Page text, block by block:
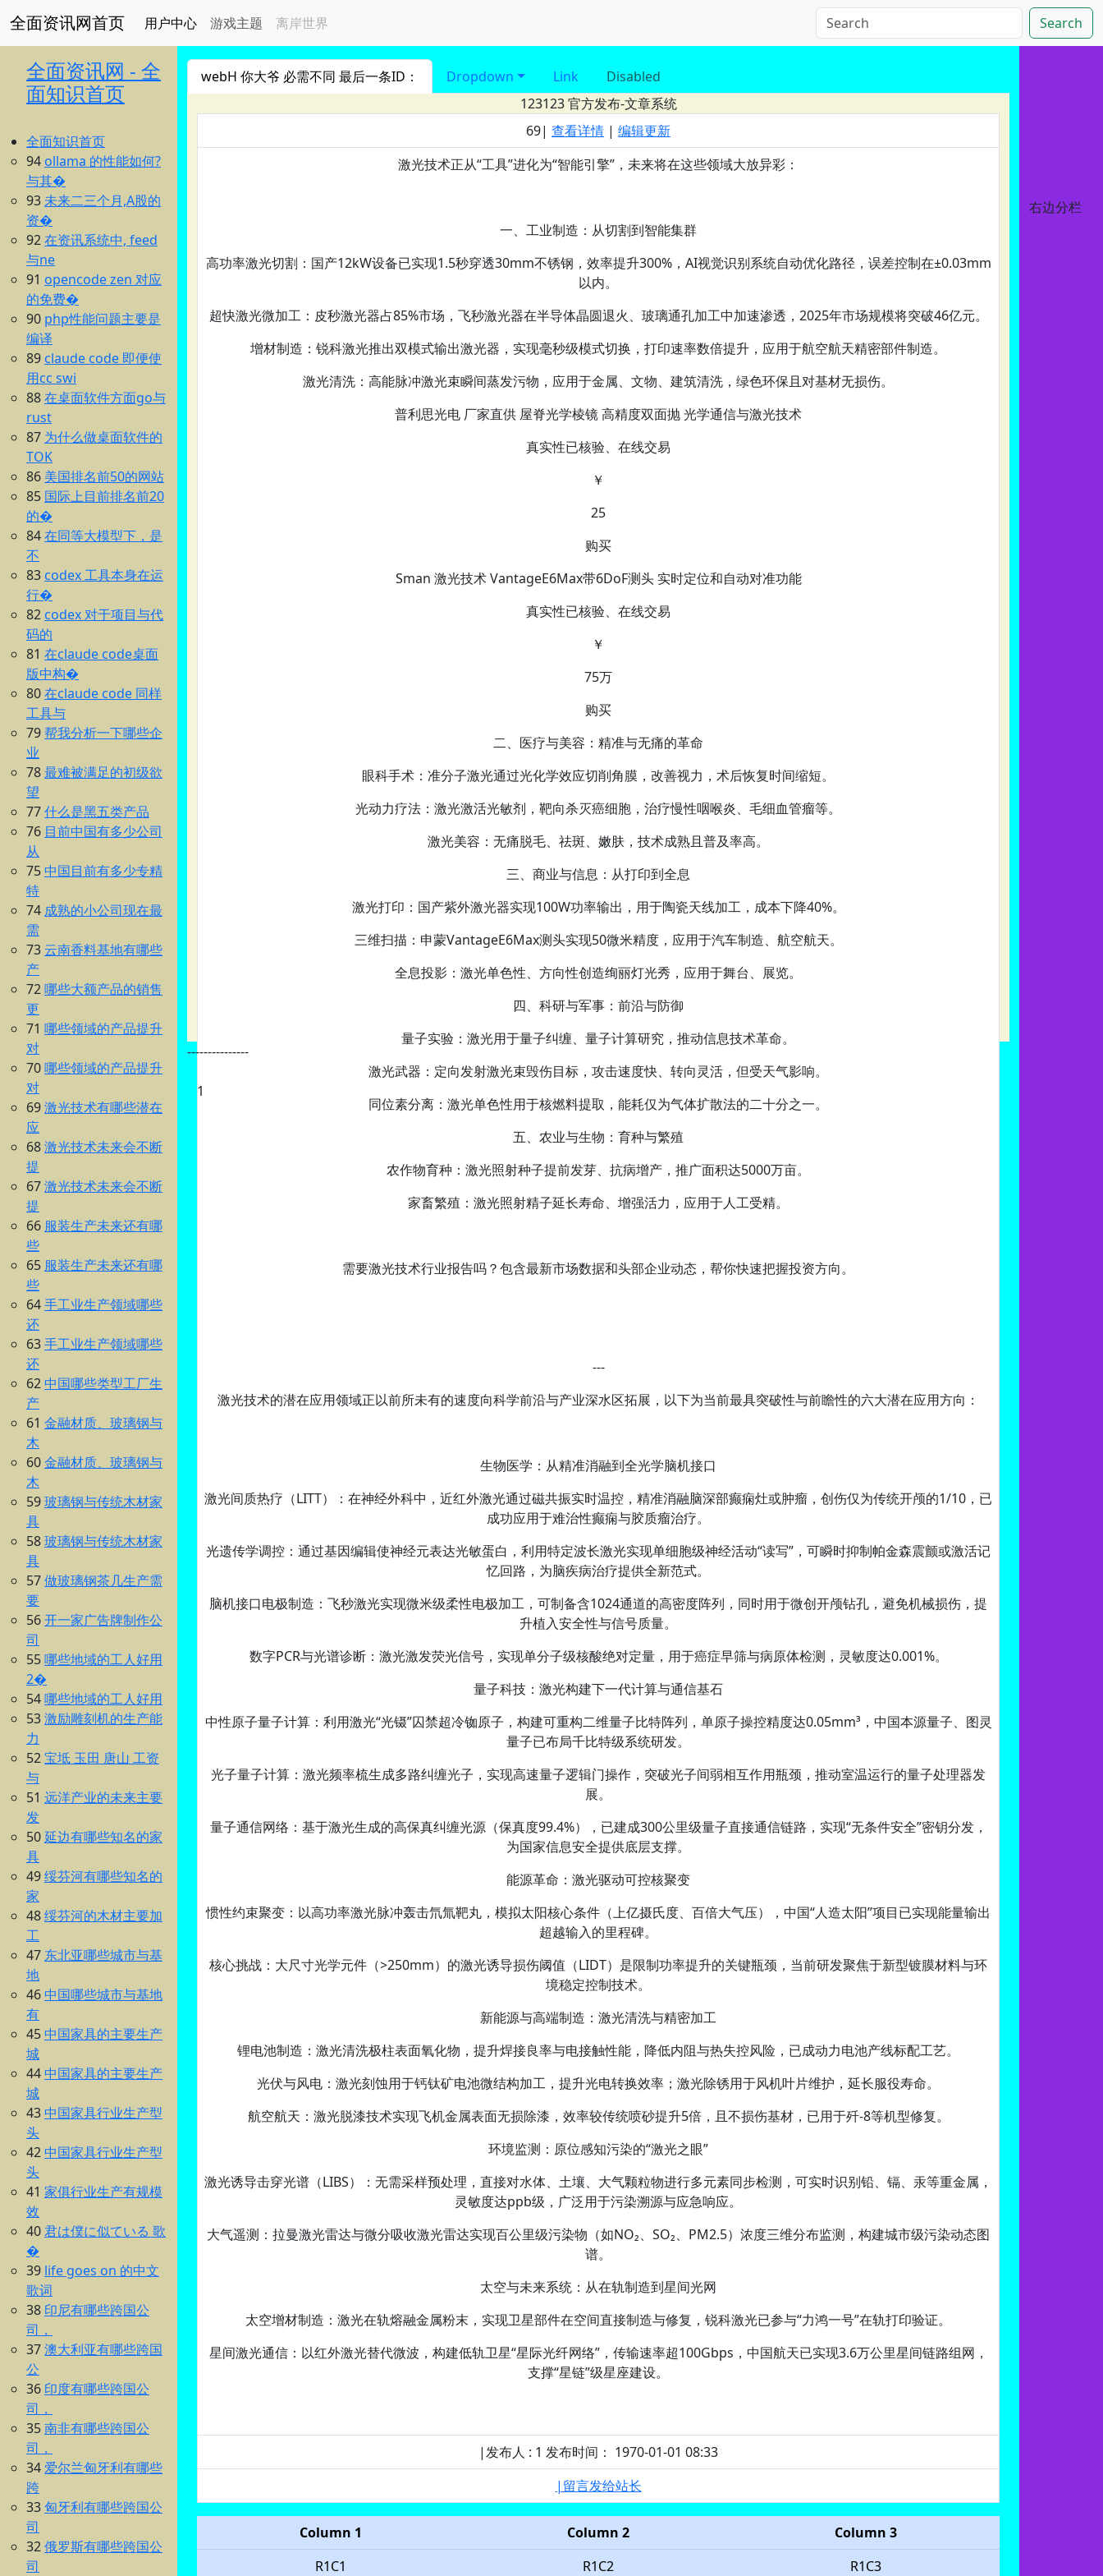
全面资讯网首页 用户中心 游戏主题 离岸世界 Search
全面资讯网 - 全
面知识首页
全面知识首页
94 ollama 的性能如何?
与其�
93未来二三个月,A股的
资�
92在资讯系统中, feed
与ne
91 opencode zen 对应
的免费�
90 php性能问题主要是
编译
89 claude code 即便使
用cc swi
88在桌面软件方面go与
rust
87 为什么做桌面软件的
TOK
86 美国排名前50的网站
85 国际上目前排名前20
的�
84在同等大模型下，是
不
83 codex 工具本身在运
行�
82 codex 对于项目与代
码的
81 在claude code桌面
版中构�
80在claude code 同样
工具与
79帮我分析一下哪些企
业
78最难被满足的初级欲
望
77什么是黑五类产品
76 目前中国有多少公司
从
75 中国目前有多少专精
特
74 成熟的小公司现在最
需
73云南香料基地有哪些
产
72哪些大额产品的销售
更
71 哪些领域的产品提升
对
70哪些领域的产品提升
对
69激光技术有哪些潜在
应
68激光技术未来会不断
提
67激光技术未来会不断
提
66 服装生产未来还有哪
些
65 服装生产未来还有哪
些
64手工业生产领域哪些
还
63手工业生产领域哪些
还
62 中国哪些类型工厂生
产
61 金融材质、玻璃钢与
木
60金融材质、玻璃钢与
木
59玻璃钢与传统木材家
具
58玻璃钢与传统木材家
具
57做玻璃钢茶几生产需
要
56开一家广告牌制作公
司
55哪些地域的工人好用
2�
54哪些地域的工人好用
53激励雕刻机的生产能
力
52宝坻 玉田 唐山 工资
与
51 远洋产业的未来主要
发
50延边有哪些知名的家
具
49绥芬河有哪些知名的
家
48绥芬河的木材主要加
工
47 东北亚哪些城市与基
地
46 中国哪些城市与基地
有
45 中国家具的主要生产
城
44 中国家具的主要生产
城
43 中国家具行业生产型
头
42 中国家具行业生产型
头
41 家俱行业生产有规模
效
40君は僕に似ている 歌
�
39 life goes on 的中文
歌词
38 印尼有哪些跨国公
司，
37澳大利亚有哪些跨国
公
36 印度有哪些跨国公
司，
35南非有哪些跨国公
司，
34爱尔兰匈牙利有哪些
跨
33匈牙利有哪些跨国公
司
32俄罗斯有哪些跨国公
司
webH 你大爷 必需不同 最后一条ID： Dropdown Link
Disabled
123123官方发布-文章系统
69| 查看详情 | 编辑更新
激光技术正从“工具”进化为“智能引擎”，未来将在这些领域大放异彩：
一、工业制造：从切割到智能集群‌
高功率激光切割‌：国产12kW设备已实现1.5秒穿透30mm不锈钢，效率提升300%，AI视觉识别系统自动优化路径，误差控制在±0.03mm
以内。
超快激光微加工‌：皮秒激光器占85%市场，飞秒激光器在半导体晶圆退火、玻璃通孔加工中加速渗透，2025年市场规模将突破46亿元。
增材制造‌：锐科激光推出双模式输出激光器，实现毫秒级模式切换，打印速率数倍提升，应用于航空航天精密部件制造。
激光清洗‌：高能脉冲激光束瞬间蒸发污物，应用于金属、文物、建筑清洗，绿色环保且对基材无损伤。
普利思光电 厂家直供 屋脊光学棱镜 高精度双面抛 光学通信与激光技术
真实性已核验、在线交易
￥
25
购买
Sman 激光技术 VantageE6Max带6DoF测头 实时定位和自动对准功能
真实性已核验、在线交易
￥
75万
购买
二、医疗与美容：精准与无痛的革命‌
眼科手术‌：准分子激光通过光化学效应切削角膜，改善视力，术后恢复时间缩短。
光动力疗法‌：激光激活光敏剂，靶向杀灭癌细胞，治疗慢性咽喉炎、毛细血管瘤等。
激光美容‌：无痛脱毛、祛斑、嫩肤，技术成熟且普及率高。
三、商业与信息：从打印到全息‌
激光打印‌：国产紫外激光器实现100W功率输出，用于陶瓷天线加工，成本下降40%。
三维扫描‌：申蒙VantageE6Max测头实现50微米精度，应用于汽车制造、航空航天。
全息投影‌：激光单色性、方向性创造绚丽灯光秀，应用于舞台、展览。
四、科研与军事：前沿与防御‌
量子实验‌：激光用于量子纠缠、量子计算研究，推动信息技术革命。
激光武器‌：定向发射激光束毁伤目标，攻击速度快、转向灵活，但受天气影响。
同位素分离‌：激光单色性用于核燃料提取，能耗仅为气体扩散法的二十分之一。
五、农业与生物：育种与繁殖‌
农作物育种‌：激光照射种子提前发芽、抗病增产，推广面积达5000万亩。
家畜繁殖‌：激光照射精子延长寿命、增强活力，应用于人工受精。
需要‌激光技术行业报告‌吗？包含最新市场数据和头部企业动态，帮你快速把握投资方向。
---
激光技术的潜在应用领域正以前所未有的速度向科学前沿与产业深水区拓展，以下为当前最具突破性与前瞻性的六大潜在应用方向：
生物医学：从精准消融到全光学脑机接口‌
激光间质热疗（LITT）‌：在神经外科中，近红外激光通过磁共振实时温控，精准消融脑深部癫痫灶或肿瘤，创伤仅为传统开颅的1/10，已
成功应用于难治性癫痫与胶质瘤治疗。
光遗传学调控‌：通过基因编辑使神经元表达光敏蛋白，利用特定波长激光实现单细胞级神经活动“读写”，可瞬时抑制帕金森震颤或激活记
忆回路，为脑疾病治疗提供全新范式。
脑机接口电极制造‌：飞秒激光实现微米级柔性电极加工，可制备含1024通道的高密度阵列，同时用于微创开颅钻孔，避免机械损伤，提
升植入安全性与信号质量。
数字PCR与光谱诊断‌：激光激发荧光信号，实现单分子级核酸绝对定量，用于癌症早筛与病原体检测，灵敏度达0.001%。
量子科技：激光构建下一代计算与通信基石‌
中性原子量子计算‌：利用激光“光镊”囚禁超冷铷原子，构建可重构二维量子比特阵列，单原子操控精度达0.05mm³，中国本源量子、图灵
量子已布局千比特级系统研发。
光子量子计算‌：激光频率梳生成多路纠缠光子，实现高速量子逻辑门操作，突破光子间弱相互作用瓶颈，推动室温运行的量子处理器发
展。
量子通信网络‌：基于激光生成的高保真纠缠光源（保真度99.4%），已建成300公里级量子直接通信链路，实现“无条件安全”密钥分发，
为国家信息安全提供底层支撑。
能源革命：激光驱动可控核聚变‌
惯性约束聚变‌：以高功率激光脉冲轰击氘氚靶丸，模拟太阳核心条件（上亿摄氏度、百倍大气压），中国“人造太阳”项目已实现能量输出
超越输入的里程碑。
核心挑战‌：大尺寸光学元件（>250mm）的激光诱导损伤阈值（LIDT）是限制功率提升的关键瓶颈，当前研发聚焦于新型镀膜材料与环
境稳定控制技术。
新能源与高端制造：激光清洗与精密加工‌
锂电池制造‌：激光清洗极柱表面氧化物，提升焊接良率与电接触性能，降低内阻与热失控风险，已成动力电池产线标配工艺。
光伏与风电‌：激光刻蚀用于钙钛矿电池微结构加工，提升光电转换效率；激光除锈用于风机叶片维护，延长服役寿命。
航空航天‌：激光脱漆技术实现飞机金属表面无损除漆，效率较传统喷砂提升5倍，且不损伤基材，已用于歼-8等机型修复。
环境监测：原位感知污染的“激光之眼”‌
激光诱导击穿光谱（LIBS）‌：无需采样预处理，直接对水体、土壤、大气颗粒物进行多元素同步检测，可实时识别铅、镉、汞等重金属，
灵敏度达ppb级，广泛用于污染溯源与应急响应。
大气遥测‌：拉曼激光雷达与微分吸收激光雷达实现百公里级污染物（如NO₂、SO₂、PM2.5）浓度三维分布监测，构建城市级污染动态图
谱。
太空与未来系统：从在轨制造到星间光网‌
太空增材制造‌：激光在轨熔融金属粉末，实现卫星部件在空间直接制造与修复，锐科激光已参与“力鸿一号”在轨打印验证。
星间激光通信‌：以红外激光替代微波，构建低轨卫星“星际光纤网络”，传输速率超100Gbps，中国航天已实现3.6万公里星间链路组网，
支撑“星链”级星座建设。
|发布人 : 1 发布时间： 1970-01-01 08:33
|留言发给站长
Column 1 Column 2
Column 3
R1C1
R1C2 R1C3
---------------
1
右边分栏